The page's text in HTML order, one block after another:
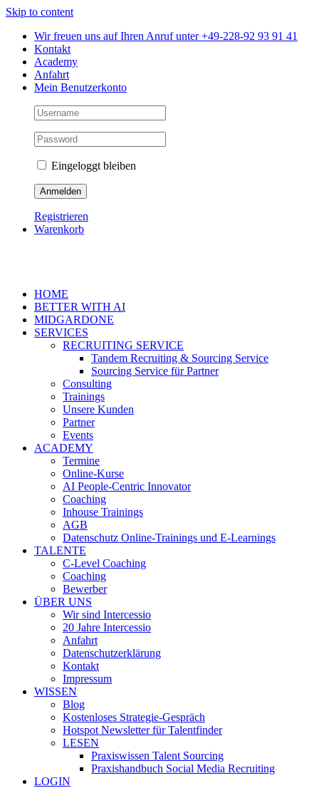
Skip to content
Wir freuen uns auf Ihren Anruf unter +49-228-92 93 91 41
Kontakt
Academy
Anfahrt
Mein Benutzerkonto
Eingeloggt bleiben
Registrieren
Warenkorb
HOME
BETTER WITH AI
MIDGARDONE
SERVICES
RECRUITING SERVICE
Tandem Recruiting & Sourcing Service
Sourcing Service für Partner
Consulting
Trainings
Unsere Kunden
Partner
Events
ACADEMY
Termine
Online-Kurse
AI People-Centric Innovator
Coaching
Inhouse Trainings
AGB
Datenschutz Online-Trainings und E-Learnings
TALENTE
C-Level Coaching
Coaching
Bewerber
ÜBER UNS
Wir sind Intercessio
20 Jahre Intercessio
Anfahrt
Datenschutzerklärung
Kontakt
Impressum
WISSEN
Blog
Kostenloses Strategie-Gespräch
Hotspot Newsletter für Talentfinder
LESEN
Praxiswissen Talent Sourcing
Praxishandbuch Social Media Recruiting
LOGIN